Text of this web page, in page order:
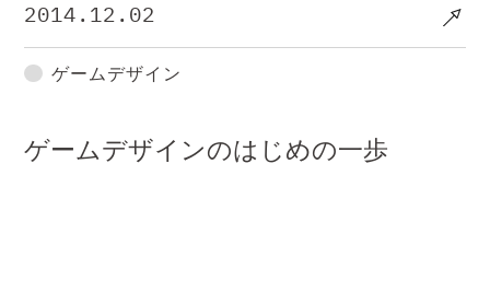
2014.12.02
ゲームデザイン
ゲームデザインのはじめの一歩